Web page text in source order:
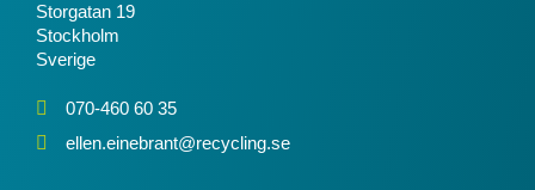
Storgatan 19
Stockholm
Sverige
070-460 60 35
ellen.einebrant@recycling.se